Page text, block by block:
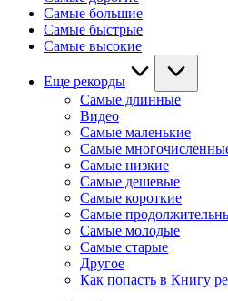
Самые большие
Самые быстрые
Самые высокие
Еще рекорды
Самые длинные
Видео
Самые маленькие
Самые
Самые низкие
Самые дешевые
Самые короткие
Самые
Самые молодые
Самые старые
Другое
Как попасть в Книгу